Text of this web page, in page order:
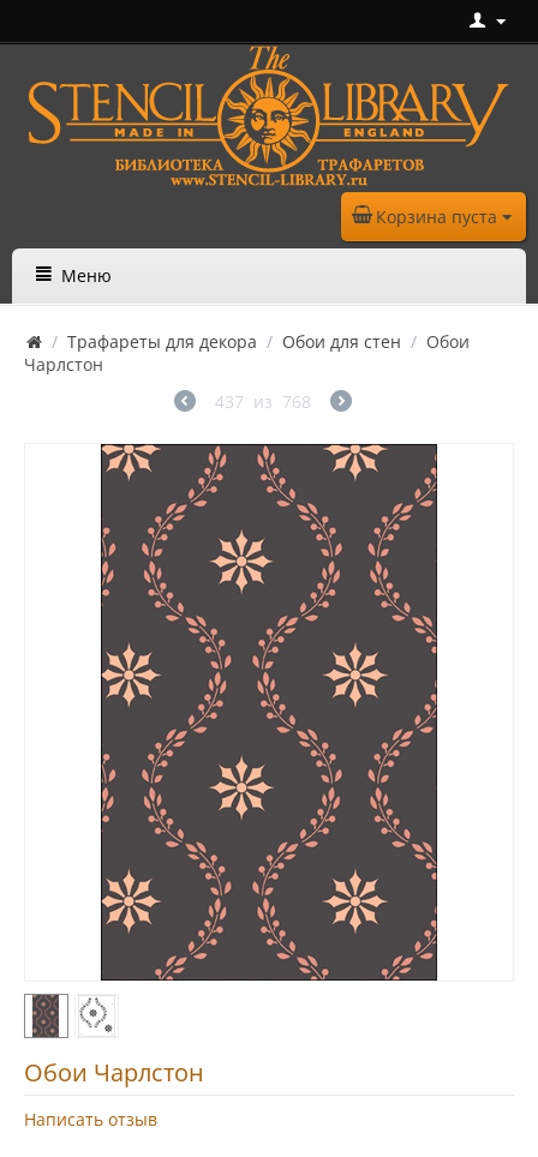
Корзина пуста
Меню
/ Трафареты для декора / Обои для стен / Обои
Чарлстон
437 из 768
Обои Чарлстон
Написать отзыв